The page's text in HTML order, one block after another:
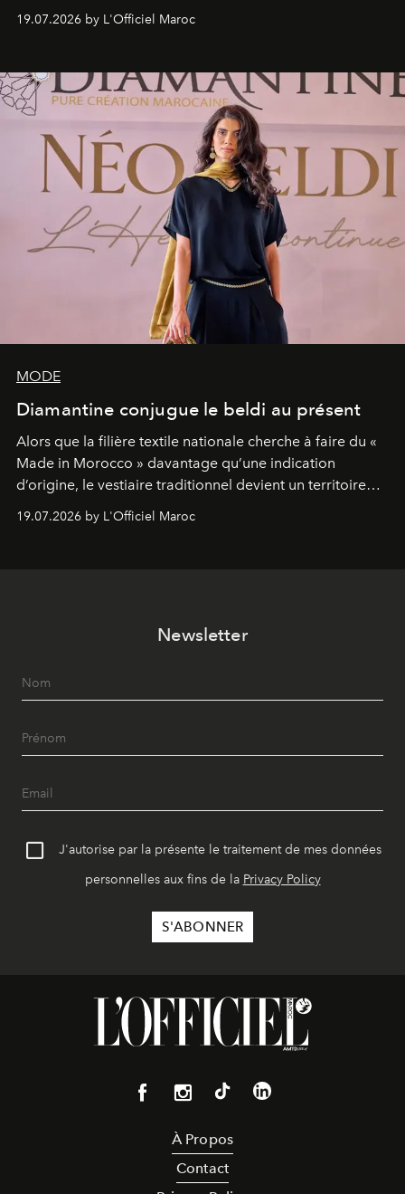
programmation pensée comme une succession de
rendez-vous avec l’océan.
19.07.2026 by L'Officiel Maroc
MODE
Diamantine conjugue le beldi au présent
Alors que la filière textile nationale cherche à faire du «
Made in Morocco » davantage qu’une indication
d’origine, le vestiaire traditionnel devient un territoire
d’expérimentation. Avec Néo Beldi, Diamantine en
révise les proportions et les usages pour l’inscrire dans
19.07.2026 by L'Officiel Maroc
Newsletter
J'autorise par la présente le traitement de mes données
personnelles aux fins de la Privacy Policy
À Propos
Contact